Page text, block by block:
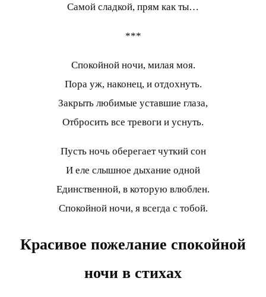
Самой сладкой, прям как ты…
***
Спокойной ночи, милая моя.
Пора уж, наконец, и отдохнуть.
Закрыть любимые уставшие глаза,
Отбросить все тревоги и уснуть.
Пусть ночь оберегает чуткий сон
И еле слышное дыхание одной
Единственной, в которую влюблен.
Спокойной ночи, я всегда с тобой.
Красивое пожелание спокойной
ночи в стихах